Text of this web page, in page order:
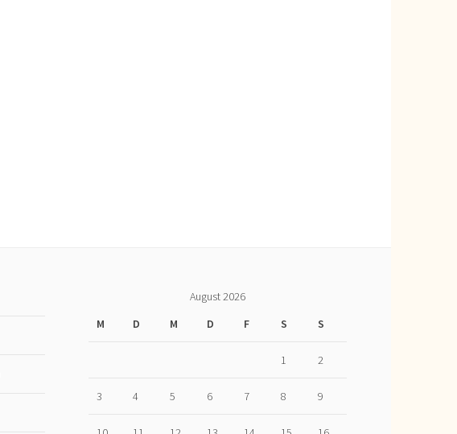
August 2026
M
D M D F S S
1 2
3 4 5 6 7 8 9